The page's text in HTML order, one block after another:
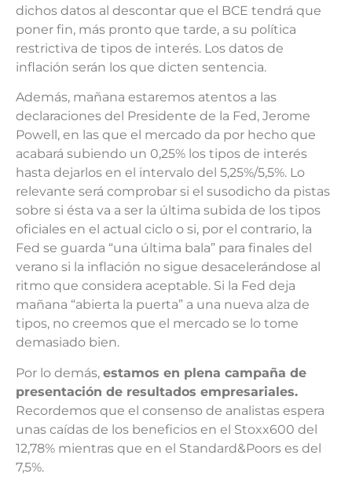
dichos datos al descontar que el BCE tendrá que
poner fin, más pronto que tarde, a su política
restrictiva de tipos de interés. Los datos de
inflación serán los que dicten sentencia.
Además, mañana estaremos atentos a las
declaraciones del Presidente de la Fed, Jerome
Powell, en las que el mercado da por hecho que
acabará subiendo un 0,25% los tipos de interés
hasta dejarlos en el intervalo del 5,25%/5,5%. Lo
relevante será comprobar si el susodicho da pistas
sobre si ésta va a ser la última subida de los tipos
oficiales en el actual ciclo o si, por el contrario, la
Fed se guarda “una última bala” para finales del
verano si la inflación no sigue desacelerándose al
ritmo que considera aceptable. Si la Fed deja
mañana “abierta la puerta” a una nueva alza de
tipos, no creemos que el mercado se lo tome
demasiado bien.
Por lo demás, estamos en plena campaña de
presentación de resultados empresariales.
Recordemos que el consenso de analistas espera
unas caídas de los beneficios en el Stoxx600 del
12,78% mientras que en el Standard&Poors es del
7,5%.